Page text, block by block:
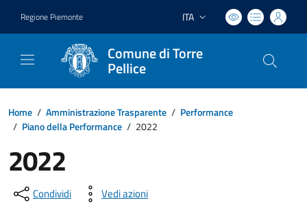
Regione Piemonte Lingua attiva:
ITA
Comune di Torre
Pellice
Home / Amministrazione Trasparente / Performance
/ Piano della Performance / 2022
2022
Condividi Vedi azioni